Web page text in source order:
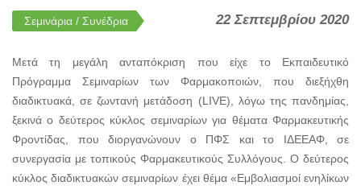
Σεμινάρια / Συνέδρια 22 Σεπτεμβρίου 2020
Μετά τη μεγάλη ανταπόκριση που είχε το Εκπαιδευτικό
Πρόγραμμα Σεμιναρίων των Φαρμακοποιών, που διεξήχθη
διαδικτυακά, σε ζωντανή μετάδοση (LIVE), λόγω της πανδημίας,
ξεκινά ο δεύτερος κύκλος σεμιναρίων για θέματα Φαρμακευτικής
Φροντίδας, που διοργανώνουν ο ΠΦΣ και το ΙΔΕΕΑΦ, σε
συνεργασία με τοπικούς Φαρμακευτικούς Συλλόγους. Ο δεύτερος
κύκλος διαδικτυακών σεμιναρίων έχει θέμα «Εμβολιασμοί ενηλίκων